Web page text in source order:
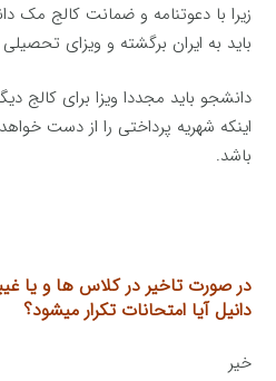
زیرا با دعوتنامه و ضمانت کالج مک
باید به ایران برگشته و ویزای
دانشجو باید مجددا ویزا برای کالج
اینکه شهریه پرداختی را از دست
باشد.
در صورت تاخیر در کلاس ها و یا
دانیل آیا امتحانات تکرار میشود؟
خیر